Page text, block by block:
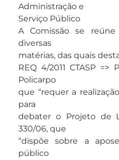
Administração e
Serviço Público
A Comissão se
diversas
matérias, das quais
REQ 4/2011 CTASP =>
Policarpo
que “requer a
para
debater o Projeto de
330/06, que
“dispõe sobre a
público